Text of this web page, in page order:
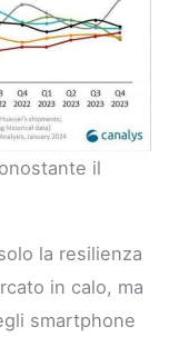
il
la resilienza
in calo, ma
smartphone